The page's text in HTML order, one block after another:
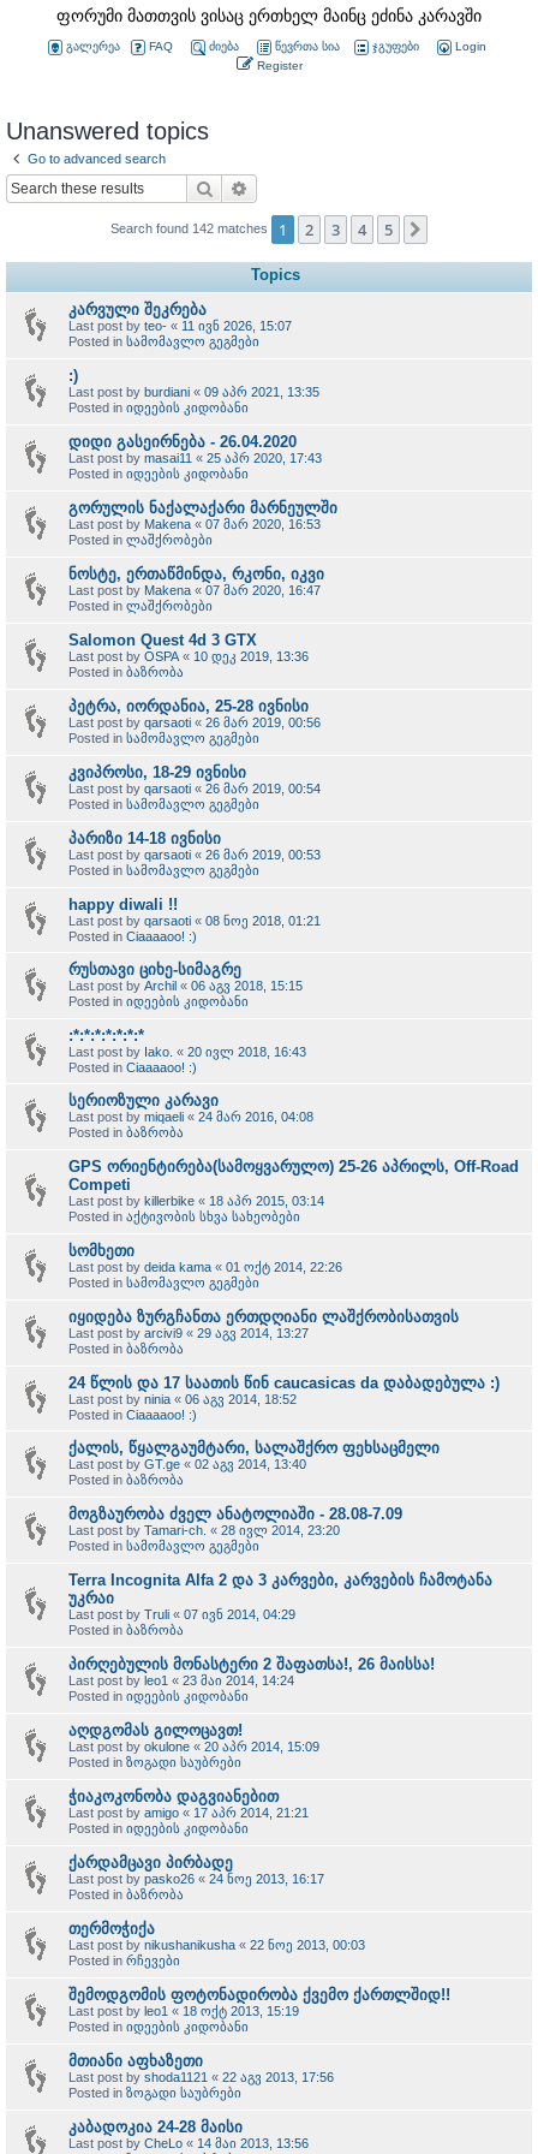
ფორუმი მათთვის ვისაც ერთხელ მაინც ეძინა კარავში
გალერეა FAQ ძიება წევრთა სია ჯგუფები
Login
Register
Unanswered topics
Go to advanced search
Search
Search found 142 matches 1 2 3 4 5
Topics
კარვული შეკრება
Last post by teo- « 11 ივნ 2026, 15:07
Posted in სამომავლო გეგმები
:)
Last post by burdiani « 09 აპრ 2021, 13:35
Posted in იდეების კიდობანი
დიდი გასეირნება - 26.04.2020
Last post by masai11 « 25 აპრ 2020, 17:43
Posted in იდეების კიდობანი
გორულის ნაქალაქარი მარნეულში
Last post by Makena « 07 მარ 2020, 16:53
Posted in ლაშქრობები
ნოსტე, ერთაწმინდა, რკონი, იკვი
Last post by Makena « 07 მარ 2020, 16:47
Posted in ლაშქრობები
Salomon Quest 4d 3 GTX
Last post by OSPA « 10 დეკ 2019, 13:36
Posted in ბაზრობა
პეტრა, იორდანია, 25-28 ივნისი
Last post by qarsaoti « 26 მარ 2019, 00:56
Posted in სამომავლო გეგმები
კვიპროსი, 18-29 ივნისი
Last post by qarsaoti « 26 მარ 2019, 00:54
Posted in სამომავლო გეგმები
პარიზი 14-18 ივნისი
Last post by qarsaoti « 26 მარ 2019, 00:53
Posted in სამომავლო გეგმები
happy diwali !!
Last post by qarsaoti « 08 ნოე 2018, 01:21
Posted in Ciaaaaoo! :)
რუსთავი ციხე-სიმაგრე
Last post by Archil « 06 აგვ 2018, 15:15
Posted in იდეების კიდობანი
:*:*:*:*:*:*:*
Last post by Iako. « 20 ივლ 2018, 16:43
Posted in Ciaaaaoo! :)
სერიოზული კარავი
Last post by miqaeli « 24 მარ 2016, 04:08
Posted in ბაზრობა
GPS ორიენტირება(სამოყვარულო) 25-26 აპრილს, Off-Road
Competi
Last post by killerbike « 18 აპრ 2015, 03:14
Posted in აქტივობის სხვა სახეობები
სომხეთი
Last post by deida kama « 01 ოქტ 2014, 22:26
Posted in სამომავლო გეგმები
იყიდება ზურგჩანთა ერთდღიანი ლაშქრობისათვის
Last post by arcivi9 « 29 აგვ 2014, 13:27
Posted in ბაზრობა
24 წლის და 17 საათის წინ caucasicas da დაბადებულა :)
Last post by ninia « 06 აგვ 2014, 18:52
Posted in Ciaaaaoo! :)
ქალის, წყალგაუმტარი, სალაშქრო ფეხსაცმელი
Last post by GT.ge « 02 აგვ 2014, 13:40
Posted in ბაზრობა
მოგზაურობა ძველ ანატოლიაში - 28.08-7.09
Last post by Tamari-ch. « 28 ივლ 2014, 23:20
Posted in სამომავლო გეგმები
Terra Incognita Alfa 2 და 3 კარვები, კარვების ჩამოტანა
უკრაი
Last post by Truli « 07 ივნ 2014, 04:29
Posted in ბაზრობა
პირღებულის მონასტერი 2 შაფათსა!, 26 მაისსა!
Last post by leo1 « 23 მაი 2014, 14:24
Posted in იდეების კიდობანი
აღდგომას გილოცავთ!
Last post by okulone « 20 აპრ 2014, 15:09
Posted in ზოგადი საუბრები
ჭიაკოკონობა დაგვიანებით
Last post by amigo « 17 აპრ 2014, 21:21
Posted in იდეების კიდობანი
ქარდამცავი პირბადე
Last post by pasko26 « 24 ნოე 2013, 16:17
Posted in ბაზრობა
თერმოჭიქა
Last post by nikushanikusha « 22 ნოე 2013, 00:03
Posted in რჩევები
შემოდგომის ფოტონადირობა ქვემო ქართლშიდ!!
Last post by leo1 « 18 ოქტ 2013, 15:19
Posted in იდეების კიდობანი
მთიანი აფხაზეთი
Last post by shoda1121 « 22 აგვ 2013, 17:56
Posted in ზოგადი საუბრები
კაბადოკია 24-28 მაისი
Last post by CheLo « 14 მაი 2013, 13:56